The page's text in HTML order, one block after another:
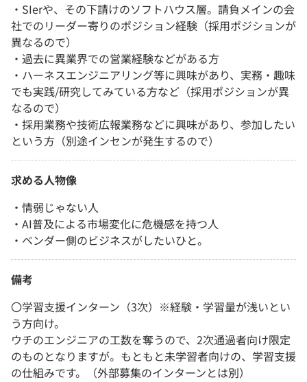
・SIerや、その下請けのソフトハウス層。請負メインの会
社でのリーダー寄りのポジション経験（採用ポジションが
異なるので）
・過去に異業界での営業経験などがある方
・ハーネスエンジニアリング等に興味があり、実務・趣味
でも実践/研究してみている方など（採用ポジションが異
なるので）
・採用業務や技術広報業務などに興味があり、参加したい
という方（別途インセンが発生するので）
求める人物像
・情弱じゃない人
・AI普及による市場変化に危機感を持つ人
・ベンダー側のビジネスがしたいひと。
備考
〇学習支援インターン（3次）※経験・学習量が浅いとい
う方向け。
ウチのエンジニアの工数を奪うので、2次通過者向け限定
のものとなりますが。もともと未学習者向けの、学習支援
の仕組みです。（外部募集のインターンとは別）